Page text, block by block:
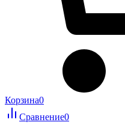
Корзина0
Сравнение0